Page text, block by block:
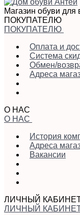
Магазин обуви для
ПОКУПАТЕЛЮ
ПОКУПАТЕЛЮ
Оплата и
Система
Обмен/
Адреса
О НАС
О НАС
История
Адреса
Вакансии
ЛИЧНЫЙ
ЛИЧНЫЙ